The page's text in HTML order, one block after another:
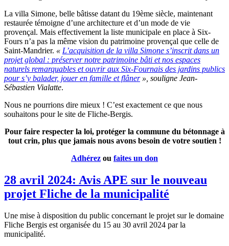
La villa Simone, belle bâtisse datant du 19ème siècle, maintenant
restaurée témoigne d’une architecture et d’un mode de vie
provençal. Mais effectivement la liste municipale en place à Six-
Fours n’a pas la même vision du patrimoine provençal que celle de
Saint-Mandrier. « L’acquisition de la villa Simone s’inscrit dans un
projet global : préserver notre patrimoine bâti et nos espaces
naturels remarquables et ouvrir aux Six-Fournais des jardins publics
pour s’y balader, jouer en famille et flâner», souligne Jean-
Sébastien Vialatte.
Nous ne pourrions dire mieux ! C’est exactement ce que nous
souhaitons pour le site de Fliche-Bergis.
Pour faire respecter la loi, protéger la commune du bétonnage à
tout crin, plus que jamais nous avons besoin de votre soutien !
Adhérez ou faites un don
28 avril 2024: Avis APE sur le nouveau
projet Fliche de la municipalité
Une mise à disposition du public concernant le projet sur le domaine
Fliche Bergis est organisée du 15 au 30 avril 2024 par la
municipalité.